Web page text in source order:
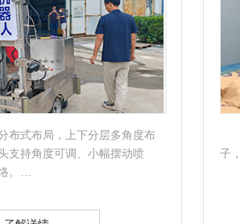
布式布局，上下分层多角度布
支持角度可调、小幅摆动喷
。…
子